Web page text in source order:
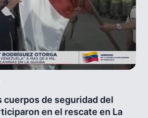
cuerpos de seguridad del
en el rescate en La